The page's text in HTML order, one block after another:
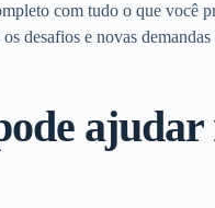
com tudo o que você
desafios e novas
ajudar